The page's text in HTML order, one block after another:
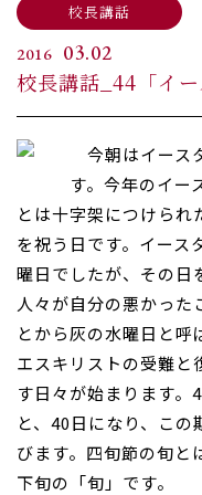
校長講話
2016 03.02
校長講話_44「イー
今朝はイース
す。今年のイー
とは十字架につけられ
を祝う日です。イース
曜日でしたが、その日
人々が自分の悪かった
とから灰の水曜日と呼
エスキリストの受難と
す日々が始まります。
と、40日になり、こ
びます。四旬節の旬と
下旬の「旬」です。